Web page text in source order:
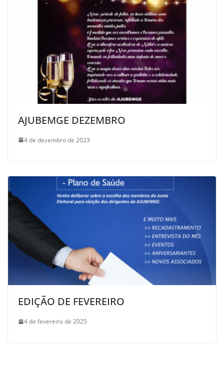
AJUBEMGE DEZEMBRO
4 de dezembro de 2023
EDIÇÃO DE FEVEREIRO
4 de fevereiro de 2025